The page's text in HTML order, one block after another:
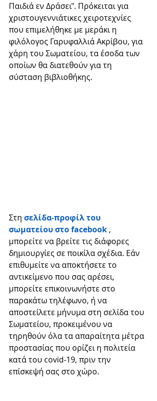
Παιδιά εν Δράσει". Πρόκειται για
χριστουγεννιάτικες χειροτεχνίες
που επιμελήθηκε με μεράκι η
φιλόλογος Γαρυφαλλιά Ακρίβου, για
χάρη του Σωματείου, τα έσοδα των
οποίων θα διατεθούν για τη
σύσταση βιβλιοθήκης.
Στη σελίδα-προφίλ του
σωματείου στο facebook ,
μπορείτε να βρείτε τις διάφορες
δημιουργίες σε ποικίλα σχέδια. Εάν
επιθυμείτε να αποκτήσετε το
αντικείμενο που σας αρέσει,
μπορείτε επικοινωνήστε στο
παρακάτω τηλέφωνο, ή να
αποστείλετε μήνυμα στη σελίδα του
Σωματείου, προκειμένου να
τηρηθούν όλα τα απαραίτητα μέτρα
προστασίας που ορίζει η πολιτεία
κατά του covid-19, πριν την
επίσκεψή σας στο χώρο.